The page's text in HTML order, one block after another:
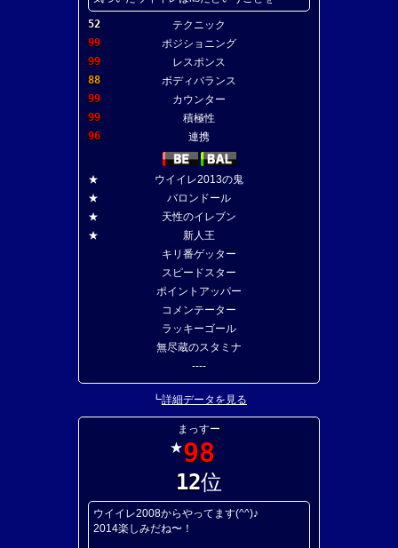
52
テクニック
99
ポジショニング
99
レスポンス
88
ボディバランス
99
カウンター
99
積極性
96
連携
★
ウイイレ2013の鬼
★
バロンドール
★
天性のイレブン
★
新人王
キリ番ゲッター
スピードスター
ポイントアッパー
コメンテーター
ラッキーゴール
無尽蔵のスタミナ
----
┗詳細データを見る
まっすー
★98
12位
ウイイレ2008からやってます(^^)♪
2014楽しみだね〜！